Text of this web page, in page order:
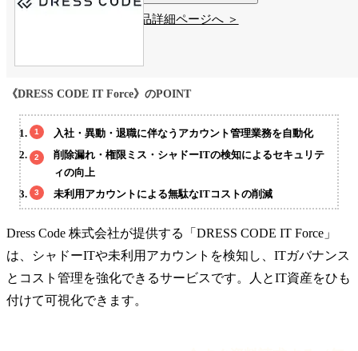
製品詳細ページへ ＞
《DRESS CODE IT Force》のPOINT
入社・異動・退職に伴なうアカウント管理業務を自動化
削除漏れ・権限ミス・シャドーITの検知によるセキュリテ
ィの向上
未利用アカウントによる無駄なITコストの削減
Dress Code 株式会社が提供する「DRESS CODE IT Force」
は、シャドーITや未利用アカウントを検知し、ITガバナンス
とコスト管理を強化できるサービスです。人とIT資産をひも
付けて可視化できます。